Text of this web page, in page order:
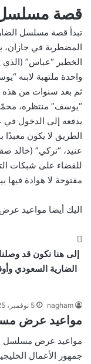
قصة مسلسل
تبدأ قصة مسلسل
المضطربة في جازان،
الخطير “عباس”
واحدة ملتهبة لابنه
ثم بعد سنوات من هذه
“يوسف” منتظره،
يدفعه إلى الدخول في
الطريق لا يكون
عنيد، “تركي” (خالد
للقضاء على شبكات
مفتوحة لا هوادة فيها
اليك أيضا مواعيد
إلى هنا نكون قد
الضارية السعودي
nagham 5 نوفمبر، 2025
مواعيد عرض
مواعيد عرض مسلسل
جمهور الأعمال